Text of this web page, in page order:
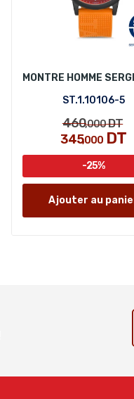
ST.1.10106-5
460,000DT
345,000 DT
-25%
Ajouter au